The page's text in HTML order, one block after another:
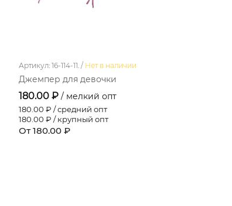
Артикул: 16-114-11. / Нет в наличии
Джемпер для девочки
180.00 ₽ / мелкий опт
180.00 ₽ / средний опт
180.00 ₽ / крупный опт
От 180.00 ₽